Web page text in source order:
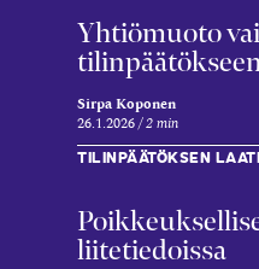
Yhtiömuoto
Sirpa Koponen
26.1.2026 2 min
TILINPÄÄTÖKSEN
liitetiedoissa